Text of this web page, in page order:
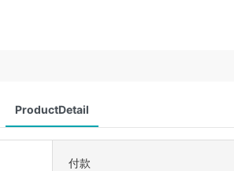
ProductDetail
付款